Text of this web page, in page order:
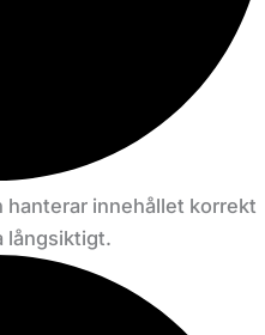
hanterar innehållet korrekt
långsiktigt.